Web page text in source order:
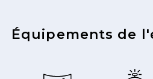
Équipements de